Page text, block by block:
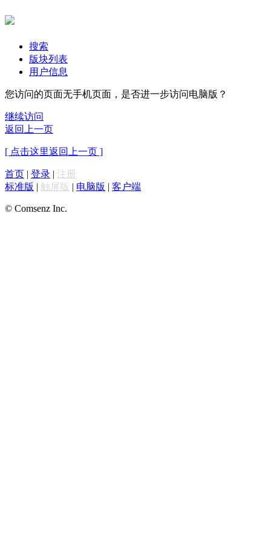
搜索
版块列表
用户信息
您访问的页面无手机页面，是否进一步访问电脑版？
继续访问
返回上一页
[ 点击这里返回上一页 ]
首页 | 登录 | 注册
标准版 | 触屏版 | 电脑版 | 客户端
© Comsenz Inc.